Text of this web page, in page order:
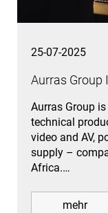
25-07-2025
Aurras Group
Aurras Group
technical
video and AV,
supply –
Africa.…
mehr